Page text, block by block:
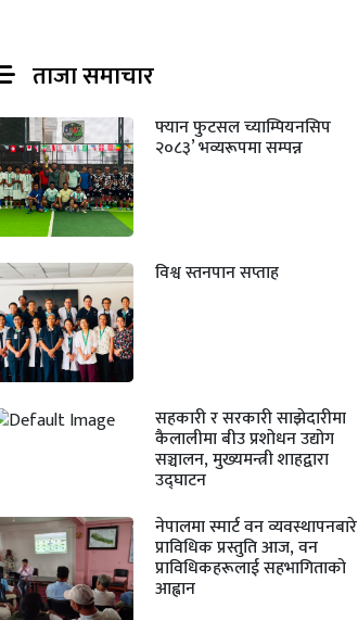
ताजा समाचार
फ्यान फुटसल च्याम्पियनसिप
२०८३’ भव्यरूपमा सम्पन्न
विश्व स्तनपान सप्ताह
सहकारी र सरकारी साझेदारीमा
कैलालीमा बीउ प्रशोधन उद्योग
सञ्चालन, मुख्यमन्त्री शाहद्वारा
उद्घाटन
नेपालमा स्मार्ट वन व्यवस्थापनबारे
प्राविधिक प्रस्तुति आज, वन
प्राविधिकहरूलाई सहभागिताको
आह्वान